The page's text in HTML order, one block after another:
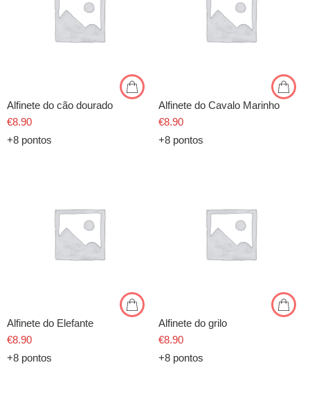
Alfinete do cão dourado
€8.90
+8 pontos
Alfinete do Cavalo Marinho
€8.90
+8 pontos
Alfinete do Elefante
€8.90
+8 pontos
Alfinete do grilo
€8.90
+8 pontos